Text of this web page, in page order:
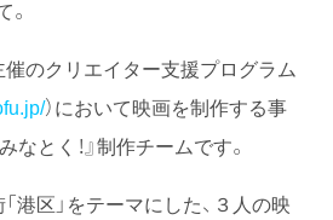
催のクリエイター支援プログラム
）において映画を制作する事
なとく！』制作チームです。
港区」をテーマにした、３人の映